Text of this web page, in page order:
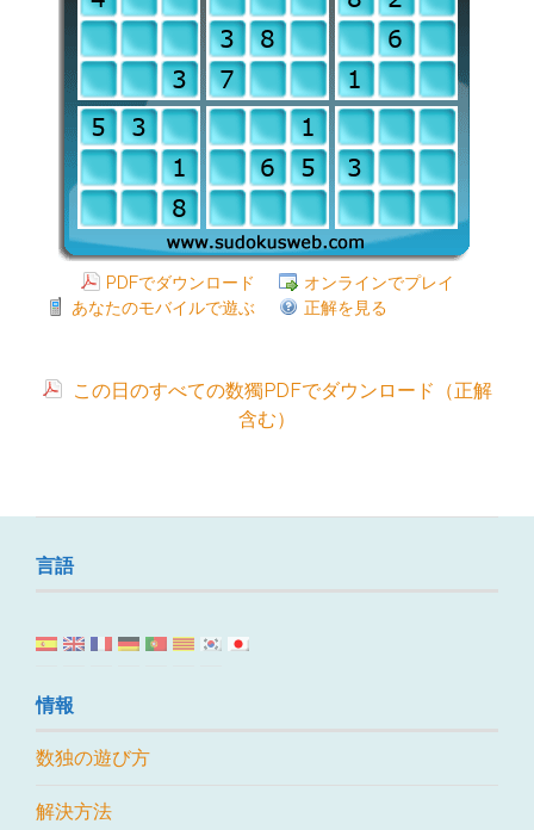
PDFでダウンロード
オンラインでプレイ
あなたのモバイルで遊ぶ
正解を見る
この日のすべての数獨PDFでダウンロード（正解
含む）
言語
情報
数独の遊び方
解決方法